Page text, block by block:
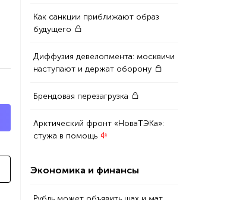
Как санкции приближают образ
будущего
Диффузия девелопмента: москвичи
наступают и держат оборону
Брендовая перезагрузка
Арктический фронт «НоваТЭКа»:
стужа в помощь
Экономика и финансы